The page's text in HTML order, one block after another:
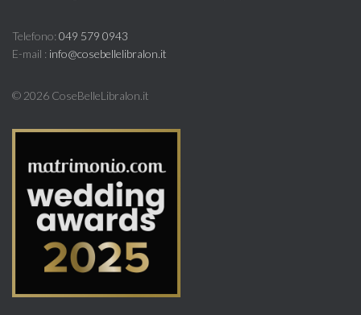
Telefono: 049 579 0943
E-mail : info@cosebellelibralon.it
© 2026 CoseBelleLibralon.it